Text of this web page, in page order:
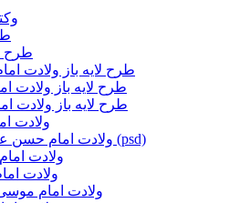
طرح
طرح لایه باز ولادت
طرح لایه باز ولادت
طرح لایه باز ولادت
ولادت
ولادت امام حسن عسکری (psd)
ولادت
ولادت
ولادت امام